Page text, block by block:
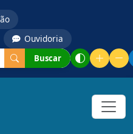
Ouvidoria
Buscar